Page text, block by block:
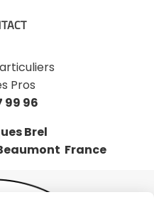
Pros
99 96
Brel
France